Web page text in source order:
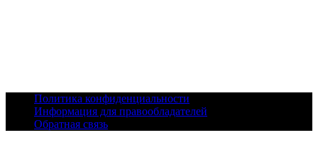
content
Политика конфиденциальности
Информация для правообладателей
Обратная связь